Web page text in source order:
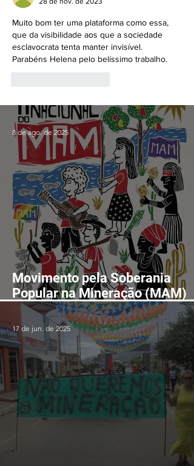
Muito bom ter uma plataforma como essa,
que da visibilidade aos que a sociedade
esclavocrata tenta manter invisível.
Parabéns Helena pelo belíssimo trabalho.
Movimento pela Soberania
Popular na Mineração (MAM)
realizará II Encontro Nacional
em Fortaleza-CE entre os dias
24 e 28 de agosto
8 de ago. de 2025
17 de jun. de 2025